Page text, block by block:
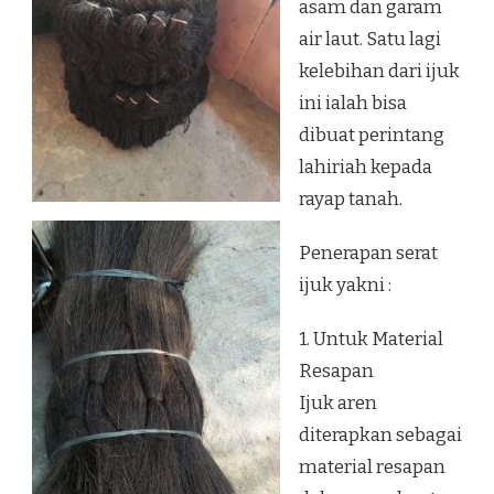
asam dan garam
air laut. Satu lagi
kelebihan dari ijuk
ini ialah bisa
dibuat perintang
lahiriah kepada
rayap tanah.
Penerapan serat
ijuk yakni :
1. Untuk Material
Resapan
Ijuk aren
diterapkan sebagai
material resapan